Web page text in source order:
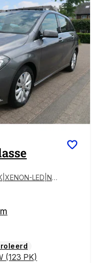
LED|NA
(123 PK)